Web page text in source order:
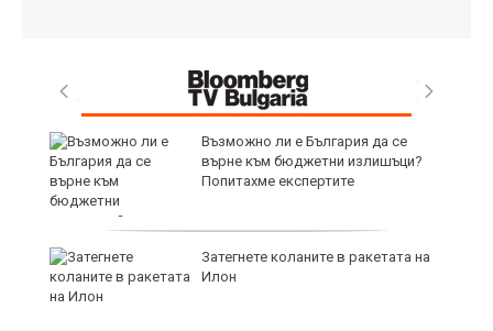
Възможно ли е България да се
върне към бюджетни излишъци?
Попитахме експертите
Затегнете коланите в ракетата на
Илон